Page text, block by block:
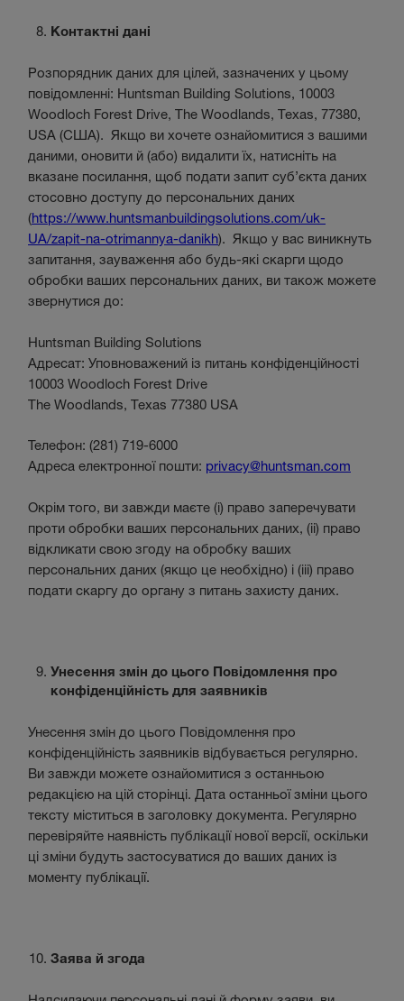
Контактні дані
Розпорядник даних для цілей, зазначених у цьому
повідомленні: Huntsman Building Solutions, 10003
Woodloch Forest Drive, The Woodlands, Texas, 77380,
USA (США). Якщо ви хочете ознайомитися з вашими
даними, оновити й (або) видалити їх, натисніть на
вказане посилання, щоб подати запит суб’єкта даних
стосовно доступу до персональних даних
(https://www.huntsmanbuildingsolutions.com/uk-
UA/zapit-na-otrimannya-danikh). Якщо у вас виникнуть
запитання, зауваження або будь-які скарги щодо
обробки ваших персональних даних, ви також можете
звернутися до:
Huntsman Building Solutions
Адресат: Уповноважений із питань конфіденційності
10003 Woodloch Forest Drive
The Woodlands, Texas 77380 USA
Телефон: (281) 719-6000
Адреса електронної пошти: privacy@huntsman.com
Окрім того, ви завжди маєте (i) право заперечувати
проти обробки ваших персональних даних, (ii) право
відкликати свою згоду на обробку ваших
персональних даних (якщо це необхідно) і (iii) право
подати скаргу до органу з питань захисту даних.
Унесення змін до цього Повідомлення про
конфіденційність для заявників
Унесення змін до цього Повідомлення про
конфіденційність заявників відбувається регулярно.
Ви завжди можете ознайомитися з останньою
редакцією на цій сторінці. Дата останньої зміни цього
тексту міститься в заголовку документа. Регулярно
перевіряйте наявність публікації нової версії, оскільки
ці зміни будуть застосуватися до ваших даних із
моменту публікації.
Заява й згода